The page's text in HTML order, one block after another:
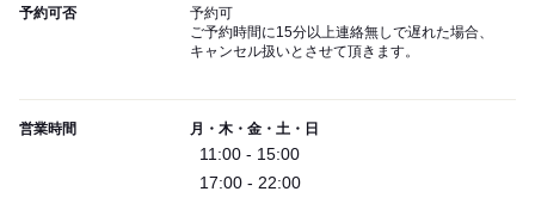
予約可否
予約可
ご予約時間に15分以上連絡無しで遅れた場合、
キャンセル扱いとさせて頂きます。
営業時間 月・木・金・土・日
11:00 - 15:00
17:00 - 22:00